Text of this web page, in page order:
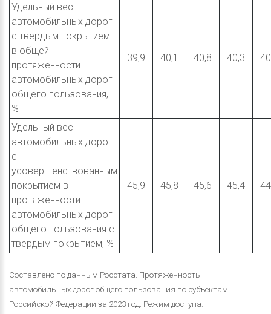
Удельный вес
автомобильных дорог
с твердым покрытием
в общей
протяженности
автомобильных дорог
общего пользования,
%
39,9 40,1 40,8 40,3
Удельный вес
автомобильных дорог
с
усовершенствованным
покрытием в
протяженности
автомобильных дорог
общего пользования с
твердым покрытием, %
45,9 45,8 45,6 45,4
Составлено по данным Росстата. Протяженность
автомобильных дорог общего пользования по субъектам
Российской Федерации за 2023 год. Режим доступа: